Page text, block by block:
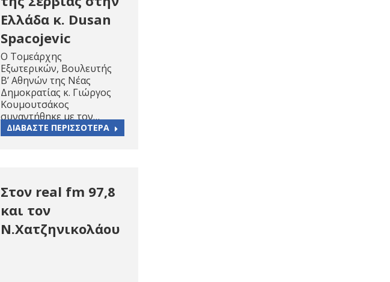
Ελλάδα κ. Dusan
Spacojevic
Ο Τομεάρχης
Εξωτερικών, Βουλευτής
Β’ Αθηνών της Νέας
Δημοκρατίας κ. Γιώργος
Κουμουτσάκος
συναντήθηκε με τον…
ΔΙΑΒΑΣΤΕ ΠΕΡΙΣΣΟΤΕΡΑ
Στον real fm 97,8
και τον
Ν.Χατζηνικολάου